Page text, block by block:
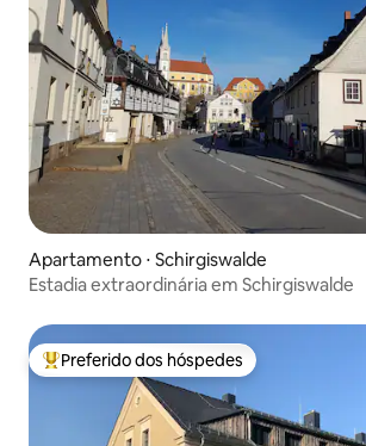
Apartamento ⋅ Schirgiswalde
Estadia extraordinária em Schirgiswalde
Entre os melhores preferidos dos hóspedes
Preferido dos hóspedes